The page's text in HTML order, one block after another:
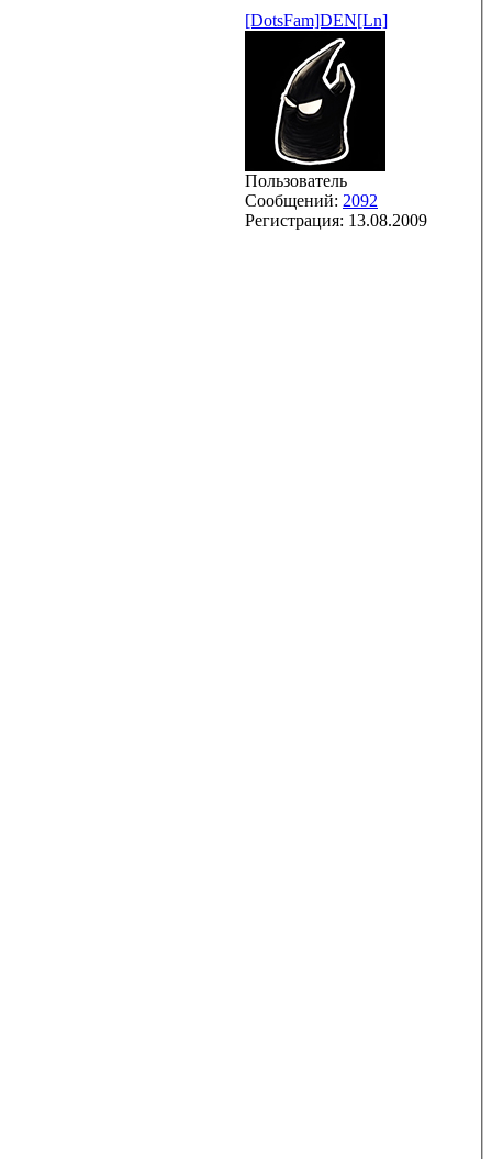
[DotsFam]DEN[Ln]
Пользователь
Сообщений: 2092
Регистрация: 13.08.2009